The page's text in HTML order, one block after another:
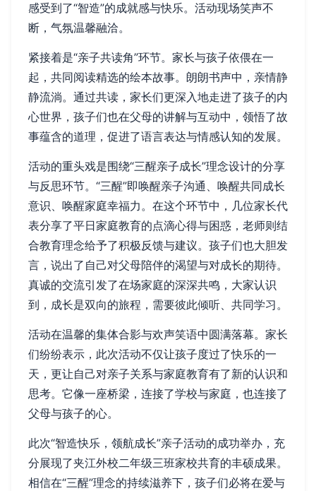
感受到了“智造”的成就感与快乐。活动现场笑声不
断，气氛温馨融洽。
紧接着是“亲子共读角”环节。家长与孩子依偎在一
起，共同阅读精选的绘本故事。朗朗书声中，亲情静
静流淌。通过共读，家长们更深入地走进了孩子的内
心世界，孩子们也在父母的讲解与互动中，领悟了故
事蕴含的道理，促进了语言表达与情感认知的发展。
活动的重头戏是围绕“三醒亲子成长”理念设计的分享
与反思环节。“三醒”即唤醒亲子沟通、唤醒共同成长
意识、唤醒家庭幸福力。在这个环节中，几位家长代
表分享了平日家庭教育的点滴心得与困惑，老师则结
合教育理念给予了积极反馈与建议。孩子们也大胆发
言，说出了自己对父母陪伴的渴望与对成长的期待。
真诚的交流引发了在场家庭的深深共鸣，大家认识
到，成长是双向的旅程，需要彼此倾听、共同学习。
活动在温馨的集体合影与欢声笑语中圆满落幕。家长
们纷纷表示，此次活动不仅让孩子度过了快乐的一
天，更让自己对亲子关系与家庭教育有了新的认识和
思考。它像一座桥梁，连接了学校与家庭，也连接了
父母与孩子的心。
此次“智造快乐，领航成长”亲子活动的成功举办，充
分展现了夹江外校二年级三班家校共育的丰硕成果。
相信在“三醒”理念的持续滋养下，孩子们必将在爱与